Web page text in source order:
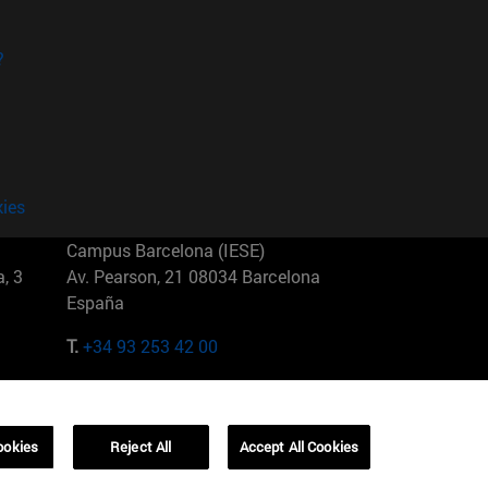
3
Campus Barcelona (IESE)
Av. Pearson, 21 08034 Barcelona
España
T.+34 93 253 42 00
01321001 Bela Vista Brasil
Reject All Accept All Cookies